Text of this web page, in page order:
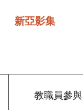
新亞影集
教職員參與